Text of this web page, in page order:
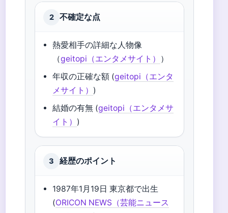
2 不確定な点
熱愛相手の詳細な人物像
（geitopi（エンタメサイト） ）
年収の正確な額 (geitopi（エンタ
メサイト） )
結婚の有無 (geitopi（エンタメサ
イト） )
3 経歴のポイント
1987年1月19日 東京都で出生
(ORICON NEWS（芸能ニュース